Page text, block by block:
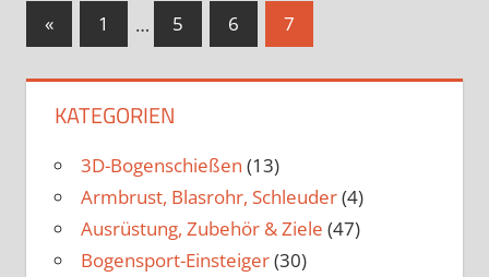
Seitennummerierung
Beiträge
«Vorherige
Beiträge
1 … 5 6 7
KATEGORIEN
3D-Bogenschießen (13)
Armbrust, Blasrohr, Schleuder(4)
Ausrüstung, Zubehör & Ziele (47)
Bogensport-Einsteiger(30)